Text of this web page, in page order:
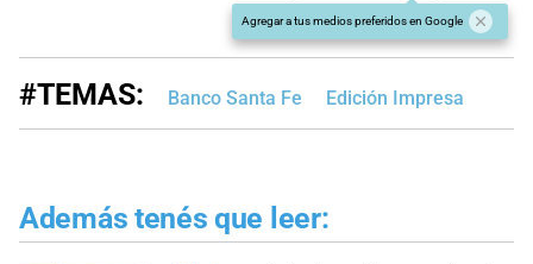
Agregar a tus medios preferidos en Google
#TEMAS: Banco Santa Fe Edición Impresa
Además tenés que leer: